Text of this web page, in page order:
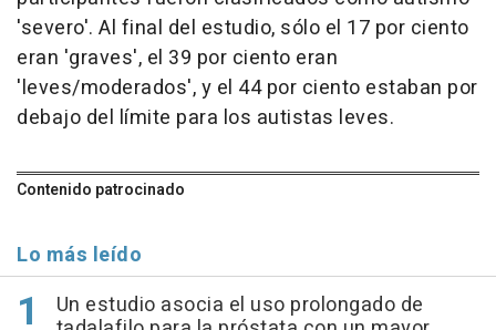
'severo'. Al final del estudio, sólo el 17 por ciento
eran 'graves', el 39 por ciento eran
'leves/moderados', y el 44 por ciento estaban por
debajo del límite para los autistas leves.
Contenido patrocinado
Lo más leído
Un estudio asocia el uso prolongado de